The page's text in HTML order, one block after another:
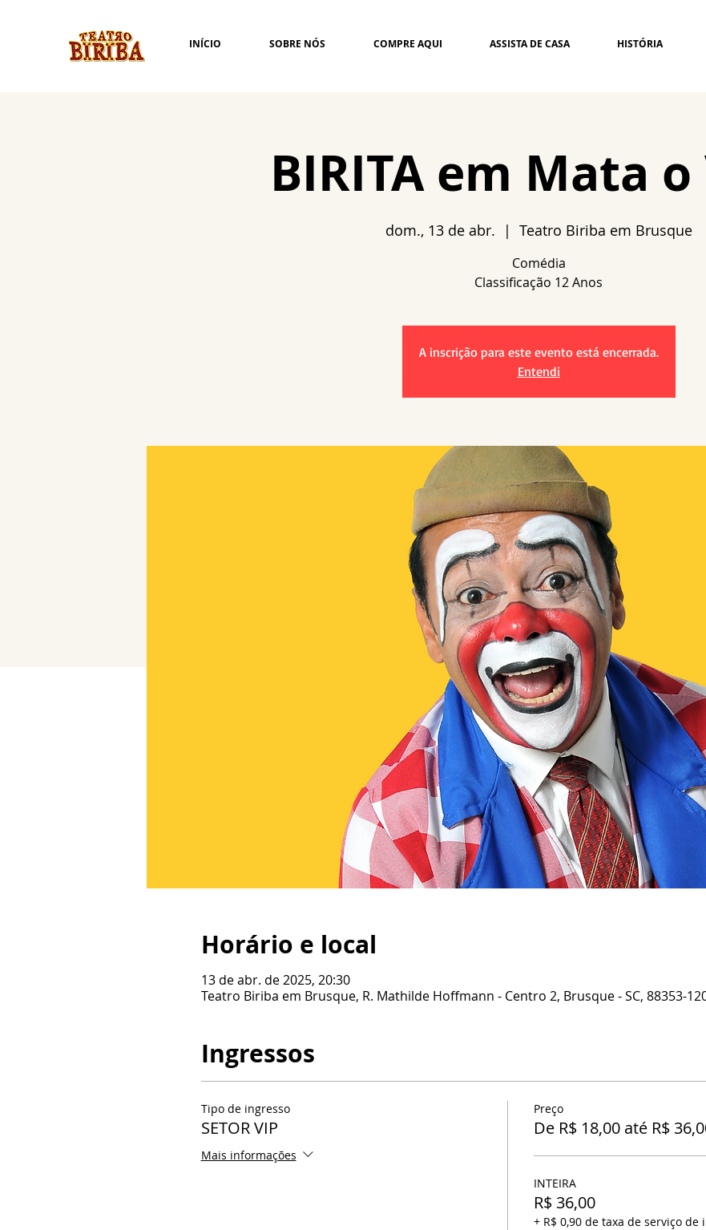
INÍCIO SOBRE NÓS COMPRE AQUI ASSISTA DE CASA HISTÓRIA
BIRITA em Mata o
dom., 13 de abr.
  |
Teatro Biriba em Brusque
Comédia
A inscrição para este evento está encerrada.
Entendi
Horário e local
13 de abr. de 2025, 20:30
Teatro Biriba em Brusque, R. Mathilde Hoffmann - Centro 2, Brusque - SC, 88353-
Ingressos
Tipo de ingresso
SETOR VIP
Mais informações
Preço
De R$ 18,00 até R$
INTEIRA
R$ 36,00
+ R$ 0,90 de taxa de serviço de